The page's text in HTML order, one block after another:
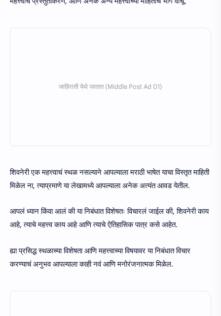
शिवनेरी एक महत्त्वाचं स्थळ नसल्याने आपल्याला मराठी भाषेत याचा विस्तृत माहिती
मिळेल ना, त्याप्रमाणे या लेखामध्ये आपल्याला अनेक अत्यंत आवड येतील.
आपलं ध्यान किंवा आलं की या निबंधात विशेषतः विचारलं जाईल की, शिवनेरी काय
आहे, त्याचे महत्त्व काय आहे आणि त्याचे ऐतिहासिक पात्र कसे आहेत.
ह्या प्रसिद्ध स्थळाच्या विशेषता आणि महत्त्वाच्या विषयावर या निबंधात विचार
करण्याचं अनुभव आपल्याला काही नवं आणि मनोरंजनात्मक मिळेल.